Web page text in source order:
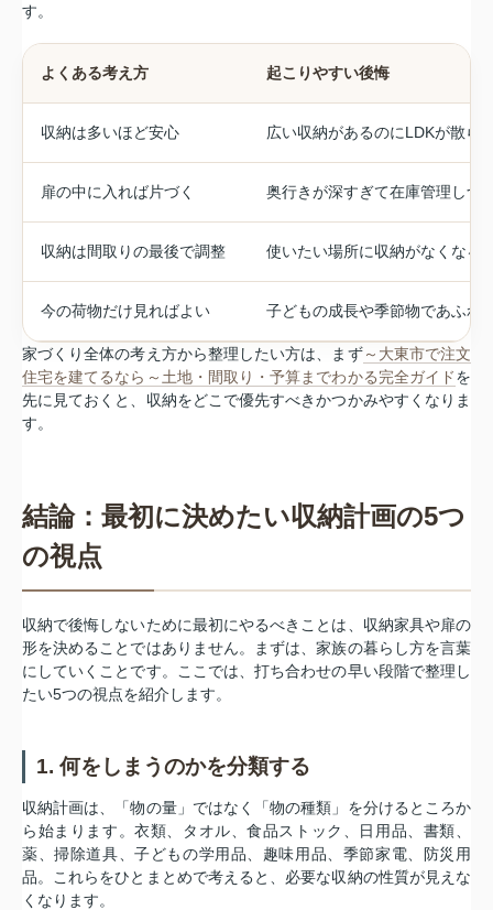
す。
よくある考え方 起こりやすい後悔
収納は多いほど安心 広い収納があるのにLDKが散ら
扉の中に入れば片づく 奥行きが深すぎて在庫管理しづ
収納は間取りの最後で調整 使いたい場所に収納がなくなる
今の荷物だけ見ればよい 子どもの成長や季節物であふれ
家づくり全体の考え方から整理したい方は、まず～大東市で注文
住宅を建てるなら～土地・間取り・予算までわかる完全ガイドを
先に見ておくと、収納をどこで優先すべきかつかみやすくなりま
す。
結論：最初に決めたい収納計画の5つ
の視点
収納で後悔しないために最初にやるべきことは、収納家具や扉の
形を決めることではありません。まずは、家族の暮らし方を言葉
にしていくことです。ここでは、打ち合わせの早い段階で整理し
たい5つの視点を紹介します。
1. 何をしまうのかを分類する
収納計画は、「物の量」ではなく「物の種類」を分けるところか
ら始まります。衣類、タオル、食品ストック、日用品、書類、
薬、掃除道具、子どもの学用品、趣味用品、季節家電、防災用
品。これらをひとまとめで考えると、必要な収納の性質が見えな
くなります。